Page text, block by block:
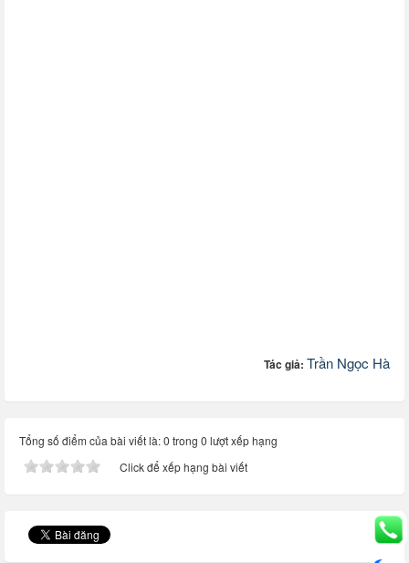
Tác giả: Trần Ngọc Hà
Tổng số điểm của bài viết là: 0 trong 0 lượt xếp hạng
Click để xếp hạng bài viết